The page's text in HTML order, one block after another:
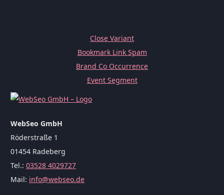
Close Variant
Bookmark Link Spam
Brand Co Occurrence
Event Segment
WebSeo GmbH
Röderstraße 1
01454 Radeberg
Tel.: 03528 4029727
Mail: info@webseo.de